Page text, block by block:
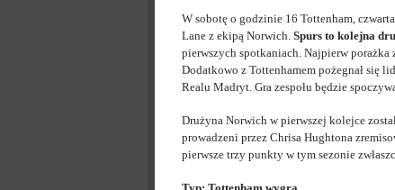
W sobotę o godzinie 16 Tottenham,
Lane z ekipą Norwich. Spurs to kolejna
pierwszych spotkaniach. Najpierw
Dodatkowo z Tottenhamem pożegnał się
Realu Madryt. Gra zespołu będzie
Drużyna Norwich w pierwszej kolejce
prowadzeni przez Chrisa Hughtona
pierwsze trzy punkty w tym sezonie